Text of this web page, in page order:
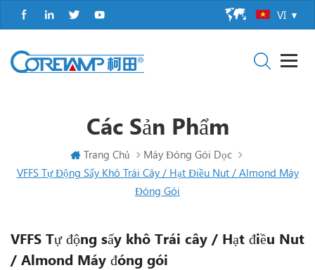
VI
Các Sản Phẩm
Trang Chủ
Máy Đóng Gói Dọc
VFFS Tự Động Sấy Khô Trái Cây / Hạt Điều Nut / Almond Máy
Đóng Gói
VFFS Tự động sấy khô Trái cây / Hạt điều Nut
/ Almond Máy đóng gói